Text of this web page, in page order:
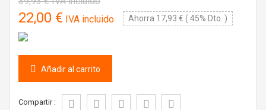
22,00 € IVA incluido Ahorra 17,93 € ( 45% Dto. )
Añadir al carrito
Compartir :